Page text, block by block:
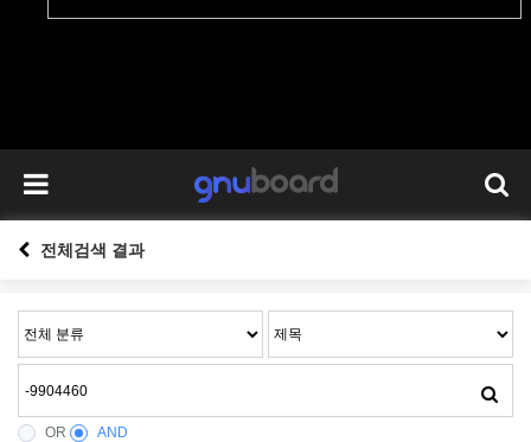
전체검색 결과
OR AND